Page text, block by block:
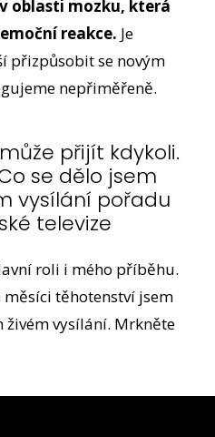
oblasti mozku, která
reakce. Je
přizpůsobit se novým
nepřiměřeně.
přijít kdykoli.
se dělo jsem
vysílání pořadu
televize
roli i mého příběhu.
měsíci těhotenství jsem
vysílání. Mrkněte